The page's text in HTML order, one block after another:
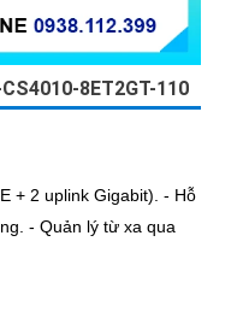
8ET2GT-110
+ 2 uplink Gigabit). - Hỗ
- Quản lý từ xa qua